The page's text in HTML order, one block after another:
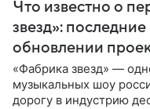
Что известно о
звезд»:
обновлении
«Фабрика звезд» —
музыкальных шоу
дорогу в индустрию